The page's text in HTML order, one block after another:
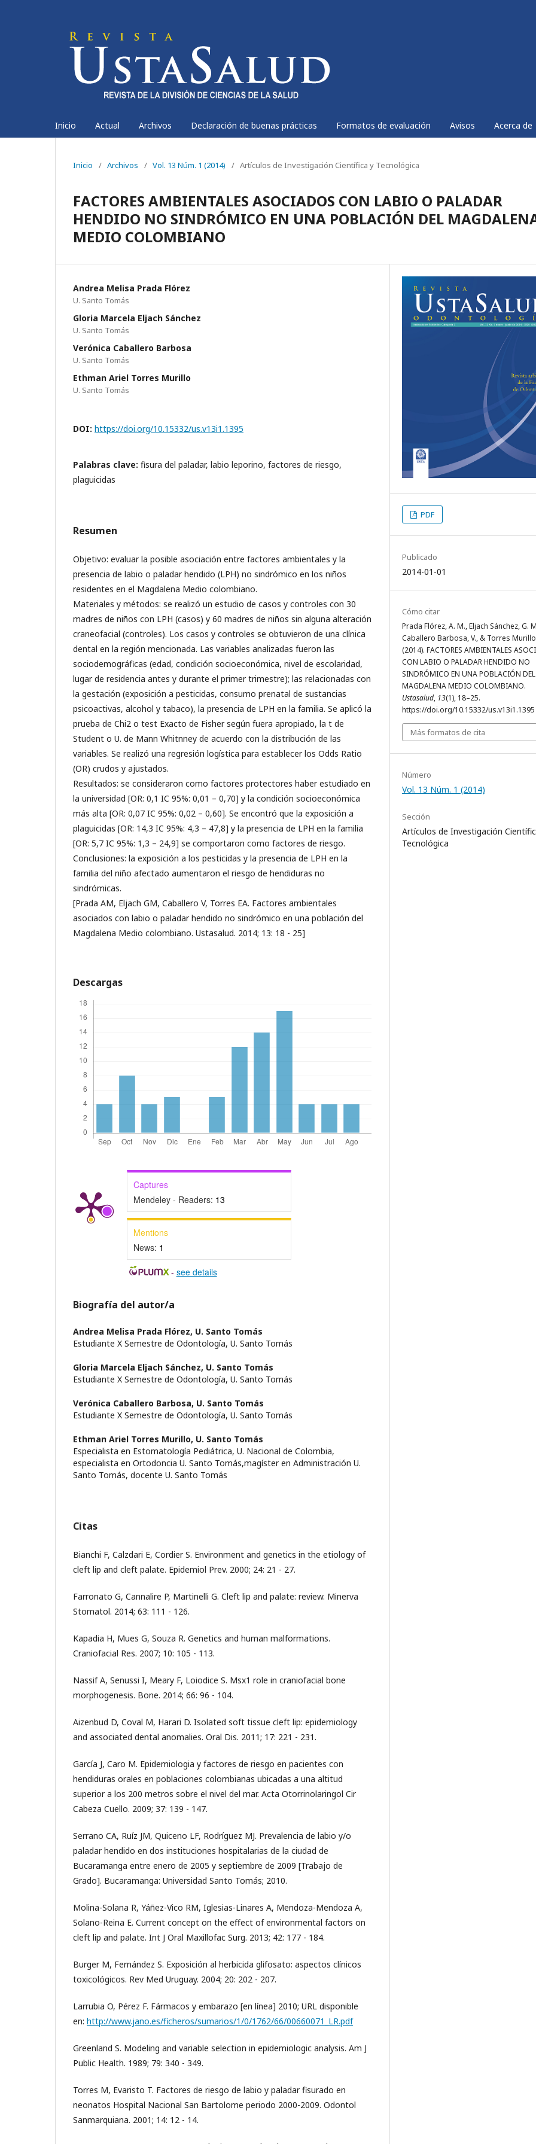
Inicio Actual Archivos Declaración de buenas prácticas Formatos de evaluación Avisos Acerca de
Inicio / Archivos / Vol. 13 Núm. 1 (2014) / Artículos de Investigación Científica y Tecnológica
FACTORES AMBIENTALES ASOCIADOS CON LABIO O PALADAR
HENDIDO NO SINDRÓMICO EN UNA POBLACIÓN DEL
MEDIO COLOMBIANO
Andrea Melisa Prada Flórez
U. Santo Tomás
Gloria Marcela Eljach Sánchez
U. Santo Tomás
Verónica Caballero Barbosa
U. Santo Tomás
Ethman Ariel Torres Murillo
U. Santo Tomás
DOI: https://doi.org/10.15332/us.v13i1.1395
Palabras clave: fisura del paladar, labio leporino, factores de riesgo,
plaguicidas
Resumen
Objetivo: evaluar la posible asociación entre factores ambientales y la
presencia de labio o paladar hendido (LPH) no sindrómico en los niños
residentes en el Magdalena Medio colombiano.
Materiales y métodos: se realizó un estudio de casos y controles con 30
madres de niños con LPH (casos) y 60 madres de niños sin alguna alteración
craneofacial (controles). Los casos y controles se obtuvieron de una clínica
dental en la región mencionada. Las variables analizadas fueron las
sociodemográficas (edad, condición socioeconómica, nivel de escolaridad,
lugar de residencia antes y durante el primer trimestre); las relacionadas con
la gestación (exposición a pesticidas, consumo prenatal de sustancias
psicoactivas, alcohol y tabaco), la presencia de LPH en la familia. Se aplicó la
prueba de Chi2 o test Exacto de Fisher según fuera apropiado, la t de
Student o U. de Mann Whitnney de acuerdo con la distribución de las
variables. Se realizó una regresión logística para establecer los Odds Ratio
(OR) crudos y ajustados.
Resultados: se consideraron como factores protectores haber estudiado en
la universidad [OR: 0,1 IC 95%: 0,01 – 0,70] y la condición socioeconómica
más alta [OR: 0,07 IC 95%: 0,02 – 0,60]. Se encontró que la exposición a
plaguicidas [OR: 14,3 IC 95%: 4,3 – 47,8] y la presencia de LPH en la familia
[OR: 5,7 IC 95%: 1,3 – 24,9] se comportaron como factores de riesgo.
Conclusiones: la exposición a los pesticidas y la presencia de LPH en la
familia del niño afectado aumentaron el riesgo de hendiduras no
sindrómicas.
[Prada AM, Eljach GM, Caballero V, Torres EA. Factores ambientales
asociados con labio o paladar hendido no sindrómico en una población del
Magdalena Medio colombiano. Ustasalud. 2014; 13: 18 - 25]
Descargas
Captures
Mendeley - Readers: 13
Mentions
News: 1
- see details
Biografía del autor/a
Andrea Melisa Prada Flórez, U. Santo Tomás
Estudiante X Semestre de Odontología, U. Santo Tomás
Gloria Marcela Eljach Sánchez, U. Santo Tomás
Estudiante X Semestre de Odontología, U. Santo Tomás
Verónica Caballero Barbosa, U. Santo Tomás
Estudiante X Semestre de Odontología, U. Santo Tomás
Ethman Ariel Torres Murillo, U. Santo Tomás
Especialista en Estomatología Pediátrica, U. Nacional de Colombia,
especialista en Ortodoncia U. Santo Tomás,magíster en Administración U.
Santo Tomás, docente U. Santo Tomás
Citas
Bianchi F, Calzdari E, Cordier S. Environment and genetics in the etiology of
cleft lip and cleft palate. Epidemiol Prev. 2000; 24: 21 - 27.
Farronato G, Cannalire P, Martinelli G. Cleft lip and palate: review. Minerva
Stomatol. 2014; 63: 111 - 126.
Kapadia H, Mues G, Souza R. Genetics and human malformations.
Craniofacial Res. 2007; 10: 105 - 113.
Nassif A, Senussi I, Meary F, Loiodice S. Msx1 role in craniofacial bone
morphogenesis. Bone. 2014; 66: 96 - 104.
Aizenbud D, Coval M, Harari D. Isolated soft tissue cleft lip: epidemiology
and associated dental anomalies. Oral Dis. 2011; 17: 221 - 231.
García J, Caro M. Epidemiologia y factores de riesgo en pacientes con
hendiduras orales en poblaciones colombianas ubicadas a una altitud
superior a los 200 metros sobre el nivel del mar. Acta Otorrinolaringol Cir
Cabeza Cuello. 2009; 37: 139 - 147.
Serrano CA, Ruíz JM, Quiceno LF, Rodríguez MJ. Prevalencia de labio y/o
paladar hendido en dos instituciones hospitalarias de la ciudad de
Bucaramanga entre enero de 2005 y septiembre de 2009 [Trabajo de
Grado]. Bucaramanga: Universidad Santo Tomás; 2010.
Molina-Solana R, Yáñez-Vico RM, Iglesias-Linares A, Mendoza-Mendoza A,
Solano-Reina E. Current concept on the effect of environmental factors on
cleft lip and palate. Int J Oral Maxillofac Surg. 2013; 42: 177 - 184.
Burger M, Fernández S. Exposición al herbicida glifosato: aspectos clínicos
toxicológicos. Rev Med Uruguay. 2004; 20: 202 - 207.
Larrubia O, Pérez F. Fármacos y embarazo [en línea] 2010; URL disponible
en: http://www.jano.es/ficheros/sumarios/1/0/1762/66/00660071_LR.pdf
Greenland S. Modeling and variable selection in epidemiologic analysis. Am J
Public Health. 1989; 79: 340 - 349.
Torres M, Evaristo T. Factores de riesgo de labio y paladar fisurado en
neonatos Hospital Nacional San Bartolome periodo 2000-2009. Odontol
Sanmarquiana. 2001; 14: 12 - 14.
PDF
Publicado
2014-01-01
Cómo citar
Prada Flórez, A. M., Eljach Sánchez, G.
Caballero Barbosa, V., & Torres
(2014). FACTORES AMBIENTALES
CON LABIO O PALADAR HENDIDO NO
SINDRÓMICO EN UNA POBLACIÓN DEL
MAGDALENA MEDIO COLOMBIANO.
Ustasalud, 13(1), 18–25.
https://doi.org/10.15332/us.v13i1.1395
Más formatos de cita
Número
Vol. 13 Núm. 1 (2014)
Sección
Artículos de Investigación
Tecnológica